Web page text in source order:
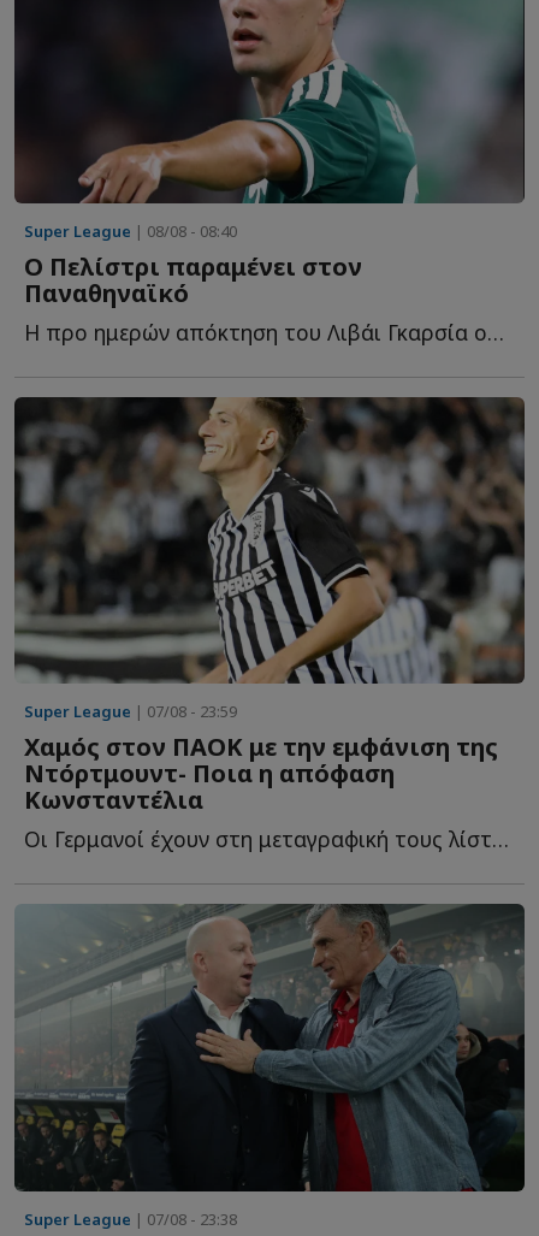
Super League | 08/08 - 08:40
Ο Πελίστρι παραμένει στον
Παναθηναϊκό
Η προ ημερών απόκτηση του Λιβάι Γκαρσία ουσιαστικά ο...
Super League | 07/08 - 23:59
Χαμός στον ΠΑΟΚ με την εμφάνιση της
Ντόρτμουντ- Ποια η απόφαση
Κωνσταντέλια
Οι Γερμανοί έχουν στη μεταγραφική τους λίστα και τον Γ...
Super League | 07/08 - 23:38